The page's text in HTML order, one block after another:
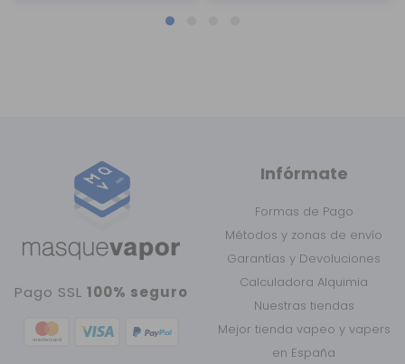
Pago SSL100% seguro
Infórmate
Formas de Pago
Métodos y zonas de envío
Garantías y Devoluciones
Calculadora Alquimia
Nuestras tiendas
Mejor tienda vapeo y vapers
en España